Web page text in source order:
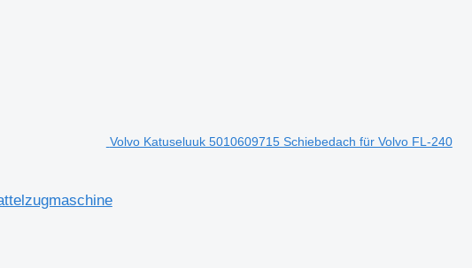
Volvo Katuseluuk 5010609715 Schiebedach für Volvo FL-240